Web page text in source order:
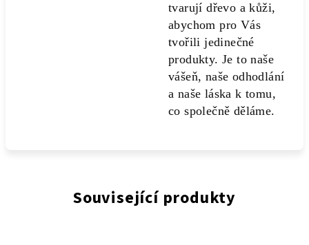
tvarují dřevo a kůži,
abychom pro Vás
tvořili jedinečné
produkty. Je to naše
vášeň, naše odhodlání
a naše láska k tomu,
co společně děláme.
Související produkty